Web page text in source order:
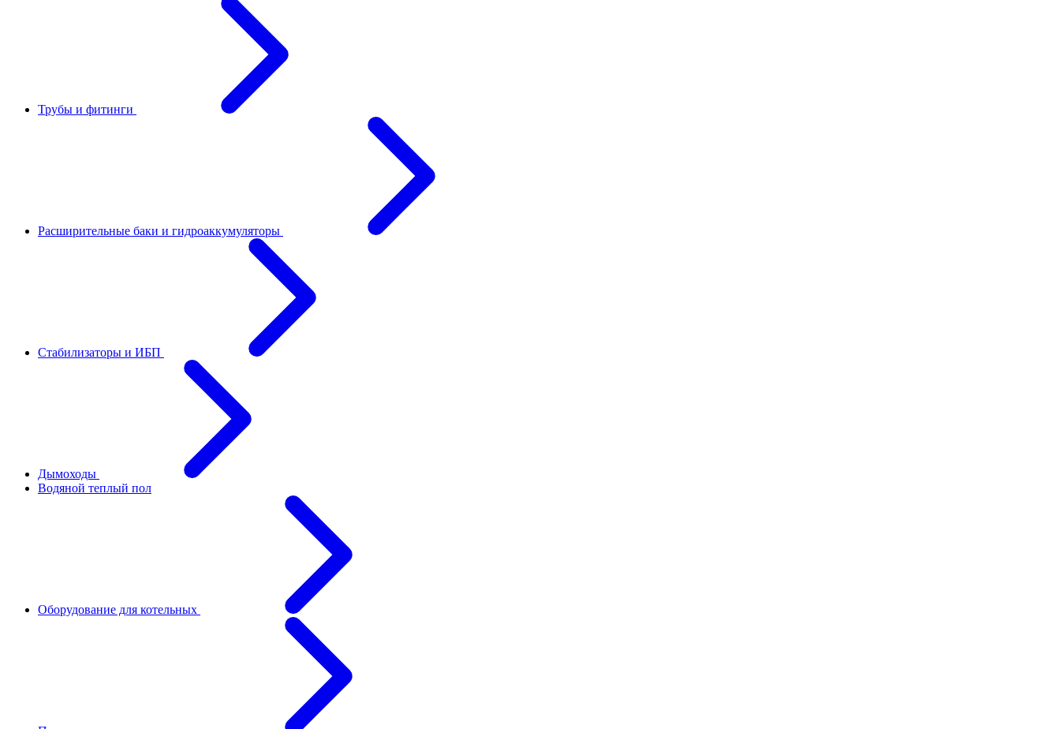
Трубы и фитинги
Расширительные баки и гидроаккумуляторы
Стабилизаторы и ИБП
Дымоходы
Водяной теплый пол
Оборудование для котельных